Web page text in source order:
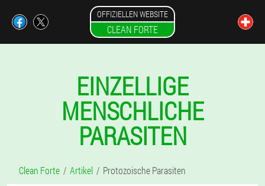
OFFIZIELLEN WEBSITE
CLEAN FORTE
EINZELLIGE
MENSCHLICHE
PARASITEN
Clean Forte Artikel Protozoische Parasiten